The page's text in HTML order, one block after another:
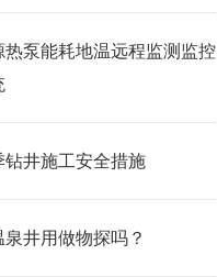
热泵能耗地温远程监测监控
钻井施工安全措施
泉井用做物探吗？